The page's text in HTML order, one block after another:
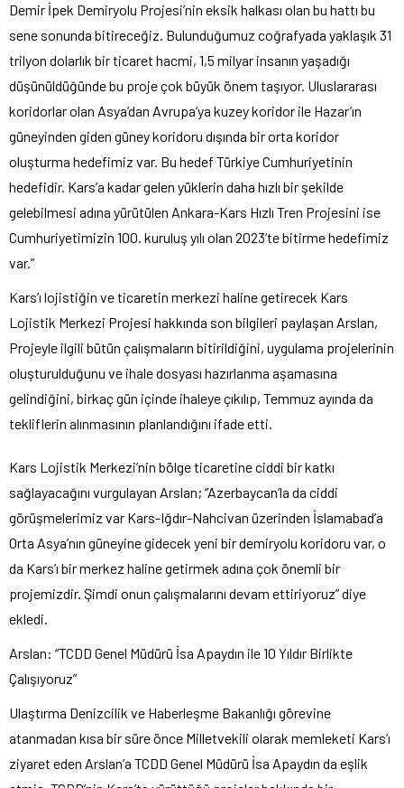
Demir İpek Demiryolu Projesi’nin eksik halkası olan bu hattı bu
sene sonunda bitireceğiz. Bulunduğumuz coğrafyada yaklaşık 31
trilyon dolarlık bir ticaret hacmi, 1,5 milyar insanın yaşadığı
düşünüldüğünde bu proje çok büyük önem taşıyor. Uluslararası
koridorlar olan Asya’dan Avrupa’ya kuzey koridor ile Hazar’ın
güneyinden giden güney koridoru dışında bir orta koridor
oluşturma hedefimiz var. Bu hedef Türkiye Cumhuriyetinin
hedefidir. Kars’a kadar gelen yüklerin daha hızlı bir şekilde
gelebilmesi adına yürütülen Ankara-Kars Hızlı Tren Projesini ise
Cumhuriyetimizin 100. kuruluş yılı olan 2023’te bitirme hedefimiz
var.”
Kars’ı lojistiğin ve ticaretin merkezi haline getirecek Kars
Lojistik Merkezi Projesi hakkında son bilgileri paylaşan Arslan,
Projeyle ilgili bütün çalışmaların bitirildiğini, uygulama projelerinin
oluşturulduğunu ve ihale dosyası hazırlanma aşamasına
gelindiğini, birkaç gün içinde ihaleye çıkılıp, Temmuz ayında da
tekliflerin alınmasının planlandığını ifade etti.
Kars Lojistik Merkezi’nin bölge ticaretine ciddi bir katkı
sağlayacağını vurgulayan Arslan; “Azerbaycan’la da ciddi
görüşmelerimiz var Kars-Iğdır-Nahcivan üzerinden İslamabad’a
Orta Asya’nın güneyine gidecek yeni bir demiryolu koridoru var, o
da Kars’ı bir merkez haline getirmek adına çok önemli bir
projemizdir. Şimdi onun çalışmalarını devam ettiriyoruz” diye
ekledi.
Arslan: “TCDD Genel Müdürü İsa Apaydın ile 10 Yıldır Birlikte
Çalışıyoruz”
Ulaştırma Denizcilik ve Haberleşme Bakanlığı görevine
atanmadan kısa bir süre önce Milletvekili olarak memleketi Kars’ı
ziyaret eden Arslan’a TCDD Genel Müdürü İsa Apaydın da eşlik